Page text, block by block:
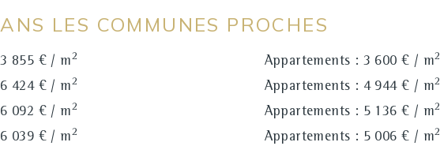
LES COMMUNES PROCHES
855 € / m2 Appartements : 3 600 € / m2
424 € / m2 Appartements : 4 944 € / m2
092 € / m2 Appartements : 5 136 € / m2
039 € / m2 Appartements : 5 006 € / m2